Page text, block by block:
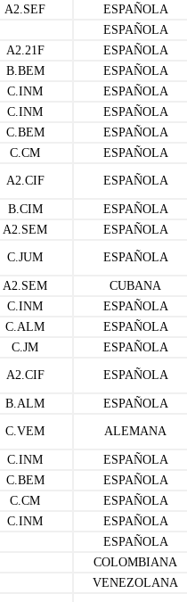
A2.SEF ESPAÑOLA
ESPAÑOLA
A2.21F ESPAÑOLA
B.BEM ESPAÑOLA
C.INM ESPAÑOLA
C.INM ESPAÑOLA
C.BEM ESPAÑOLA
C.CM ESPAÑOLA
A2.CIF ESPAÑOLA
B.CIM ESPAÑOLA
A2.SEM ESPAÑOLA
C.JUM ESPAÑOLA
A2.SEM CUBANA
C.INM ESPAÑOLA
C.ALM ESPAÑOLA
C.JM ESPAÑOLA
A2.CIF ESPAÑOLA
B.ALM ESPAÑOLA
C.VEM ALEMANA
C.INM ESPAÑOLA
C.BEM ESPAÑOLA
C.CM ESPAÑOLA
C.INM ESPAÑOLA
ESPAÑOLA
COLOMBIANA
VENEZOLANA